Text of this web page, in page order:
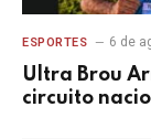
ESPORTES 6 de
Ultra Brou
circuito